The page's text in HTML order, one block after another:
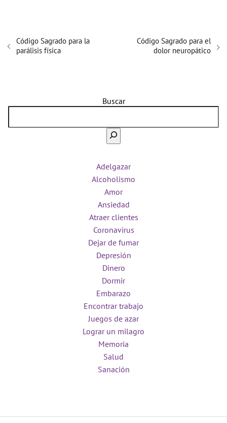
Código Sagrado para la
parálisis física
Código Sagrado para el
dolor neuropático
Buscar
Adelgazar
Alcoholismo
Amor
Ansiedad
Atraer clientes
Coronavirus
Dejar de fumar
Depresión
Dinero
Dormir
Embarazo
Encontrar trabajo
Juegos de azar
Lograr un milagro
Memoria
Salud
Sanación